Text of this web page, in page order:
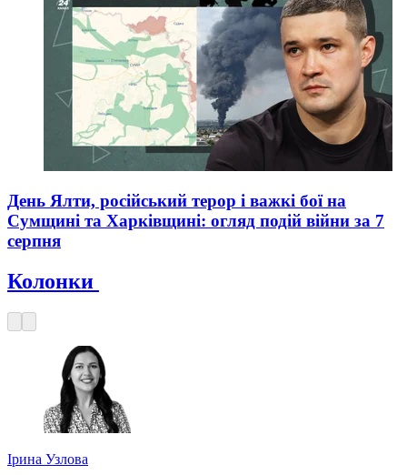
День Ялти, російський терор і важкі бої на
Сумщині та Харківщині: огляд подій війни за 7
серпня
Колонки
Ірина Узлова